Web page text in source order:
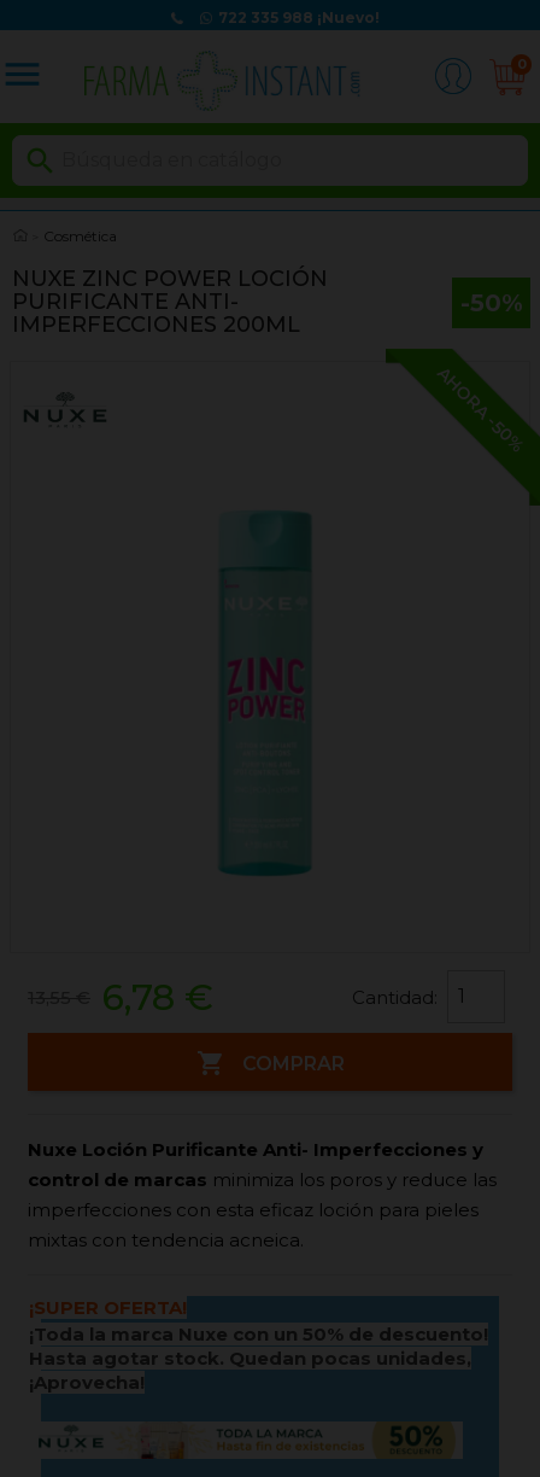
722 335 988 ¡Nuevo!
menu 0

Cosmética
NUXE ZINC POWER LOCIÓN
PURIFICANTE ANTI-
IMPERFECCIONES 200ML
-50%
AHORA -50%
6,78 € Cantidad:
 COMPRAR
Nuxe Loción Purificante Anti- Imperfecciones y
control de marcas minimiza los poros y reduce las
imperfecciones con esta eficaz loción para pieles
mixtas con tendencia acneica.
¡SUPER OFERTA!
¡Toda la marca Nuxe con un 50% de descuento!
Hasta agotar stock. Quedan pocas unidades,
¡Aprovecha!